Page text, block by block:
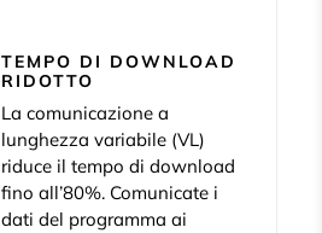
TEMPO DI DOWNLOAD
RIDOTTO
La comunicazione a
lunghezza variabile (VL)
riduce il tempo di download
fino all’80%. Comunicate i
dati del programma ai